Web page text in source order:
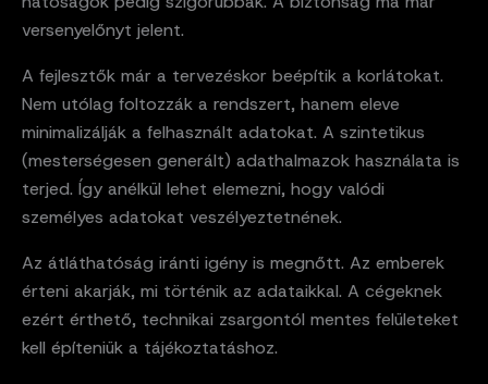
versenyelőnyt jelent.
A fejlesztők már a tervezéskor beépítik a korlátokat.
Nem utólag foltozzák a rendszert, hanem eleve
minimalizálják a felhasznált adatokat. A szintetikus
(mesterségesen generált) adathalmazok használata is
terjed. Így anélkül lehet elemezni, hogy valódi
személyes adatokat veszélyeztetnének.
Az átláthatóság iránti igény is megnőtt. Az emberek
érteni akarják, mi történik az adataikkal. A cégeknek
ezért érthető, technikai zsargontól mentes felületeket
kell építeniük a tájékoztatáshoz.